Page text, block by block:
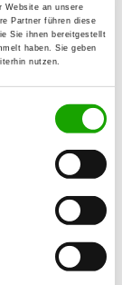
Website an unsere
Partner führen diese
Sie ihnen bereitgestellt
haben. Sie geben
nutzen.